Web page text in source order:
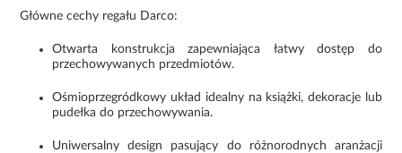
Główne cechy regału Darco:
Otwarta konstrukcja zapewniająca łatwy dostęp do
przechowywanych przedmiotów.
Ośmioprzegródkowy układ idealny na książki, dekoracje lub
pudełka do przechowywania.
Uniwersalny design pasujący do różnorodnych aranżacji